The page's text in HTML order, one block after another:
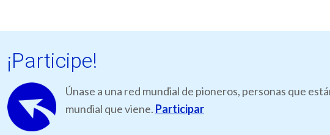
¡Participe!
Únase a una red mundial de pioneros, personas que
mundial que viene. Participar